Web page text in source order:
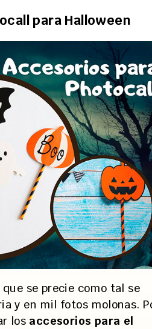
para Halloween
se precie como tal se
y en mil fotos molonas.
los accesorios para el